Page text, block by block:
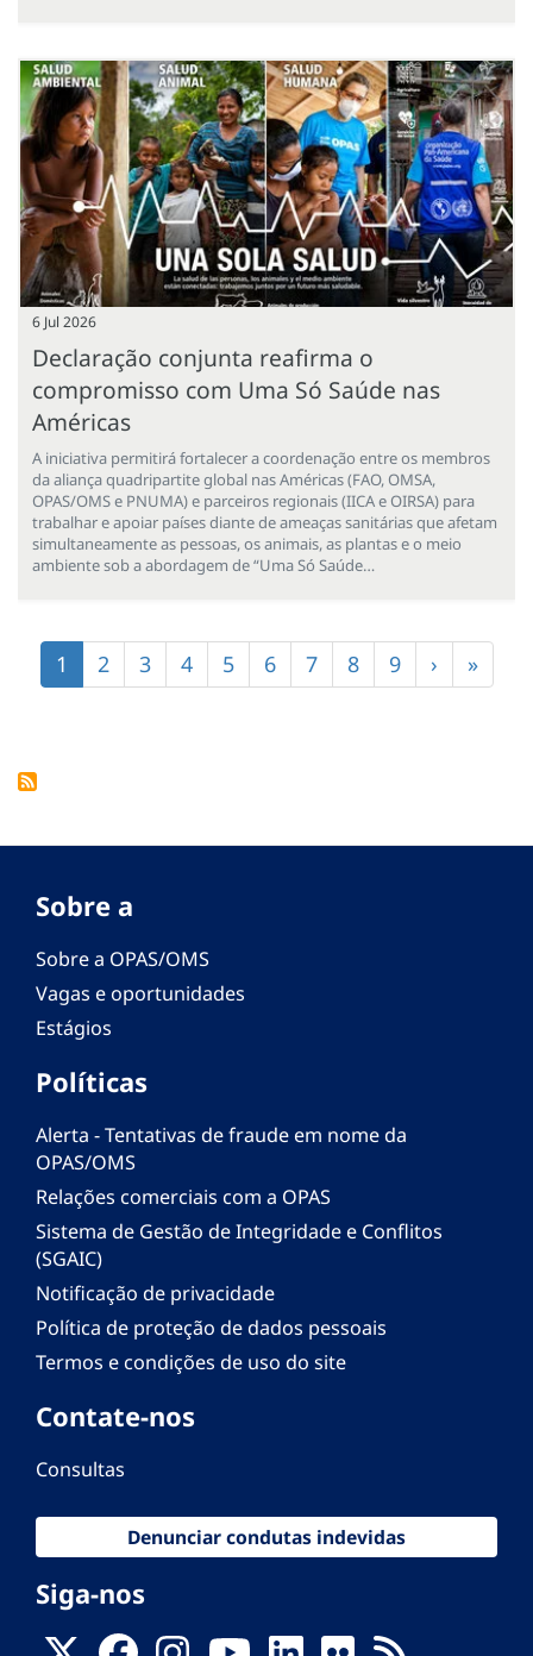
6 Jul 2026
Declaração conjunta reafirma o
compromisso com Uma Só Saúde nas
Américas
A iniciativa permitirá fortalecer a coordenação entre os membros
da aliança quadripartite global nas Américas (FAO, OMSA,
OPAS/OMS e PNUMA) e parceiros regionais (IICA e OIRSA) para
trabalhar e apoiar países diante de ameaças sanitárias que afetam
simultaneamente as pessoas, os animais, as plantas e o meio
ambiente sob a abordagem de “Uma Só Saúde…
Página
atual
1 Página
2 Página
3 Página
4 Página
5 Página
6 Página
7 Página
8 Página
9
Próxima
página
› »
Sobre a
Sobre a OPAS/OMS
Vagas e oportunidades
Estágios
Políticas
Alerta - Tentativas de fraude em nome da
OPAS/OMS
Relações comerciais com a OPAS
Sistema de Gestão de Integridade e Conflitos
(SGAIC)
Notificação de privacidade
Política de proteção de dados pessoais
Termos e condições de uso do site
Contate-nos
Consultas
Denunciar condutas indevidas
Siga-nos